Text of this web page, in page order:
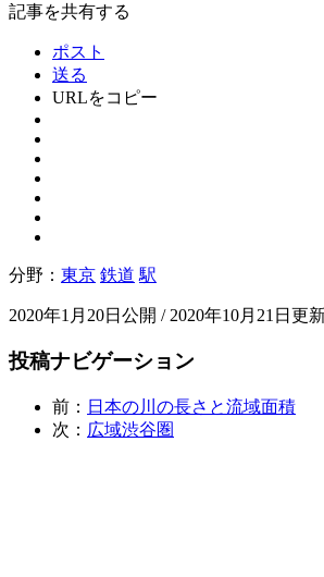
記事を共有する
ポスト
送る
URLをコピー
分野： 東京 鉄道 駅
2020年1月20日公開 / 2020年10月21日更
投稿ナビゲーション
前： 日本の川の長さと流域面積
次： 広域渋谷圏